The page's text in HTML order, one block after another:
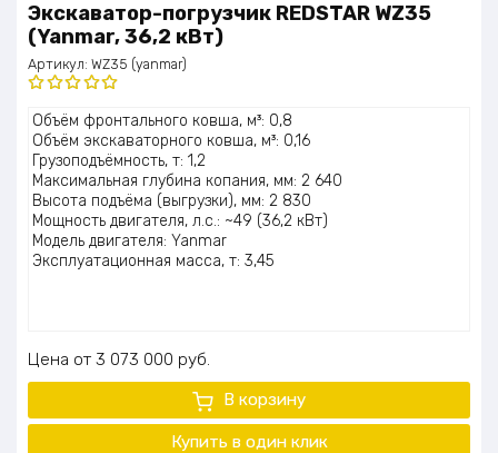
Экскаватор-погрузчик REDSTAR WZ35
(Yanmar, 36,2 кВт)
Артикул: WZ35 (yanmar)
Оценка
5.00 из 5
Объём фронтального ковша, м³: 0,8
Объём экскаваторного ковша, м³: 0,16
Грузоподъёмность, т: 1,2
Максимальная глубина копания, мм: 2 640
Высота подъёма (выгрузки), мм: 2 830
Мощность двигателя, л.с.: ~49 (36,2 кВт)
Модель двигателя: Yanmar
Эксплуатационная масса, т: 3,45
Цена 3 073 000 руб.
В корзину
Купить в один клик